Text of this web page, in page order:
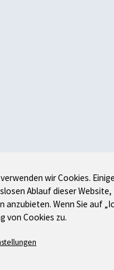
wir Cookies.
Ablauf dieser Website,
Wenn Sie auf
von Cookies zu.